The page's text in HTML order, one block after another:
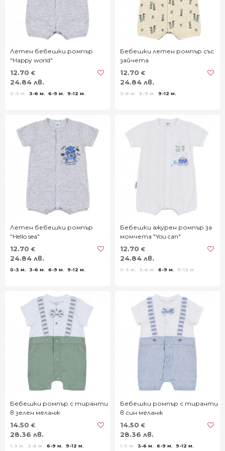
Летен бебешки ромпър
"Happy world"
12.70 €
24.84 лв.
0-3 м. 3-6 м. 6-9 м. 9-12 м.
Бебешки летен ромпър със
зайчета
12.70 €
24.84 лв.
3-6 м. 6-9 м. 9-12 м.
Летен бебешки ромпър
"Hello sea"
12.70 €
24.84 лв.
0-3 м. 3-6 м. 6-9 м. 9-12 м.
Бебешки ажурен ромпър за
момчета "You can"
12.70 €
24.84 лв.
0-3 м. 3-6 м. 6-9 м. 9-12 м.
Бебешки ромпър с тиранти
в зелен меланж
14.50 €
28.36 лв.
1-3 м. 3-6 м. 6-9 м. 9-12 м.
Бебешки ромпър с тиранти
в син меланж
14.50 €
28.36 лв.
1-3 м. 3-6 м. 6-9 м. 9-12 м.